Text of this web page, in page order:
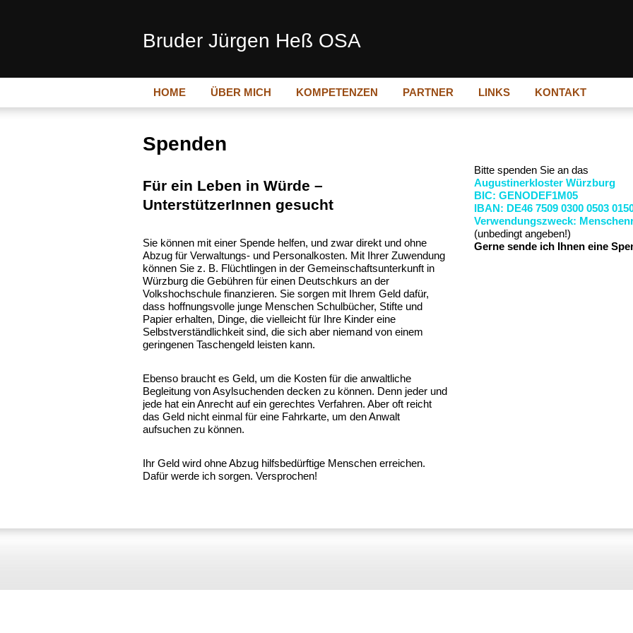
Bruder Jürgen Heß OSA
Navigation
überspringen
HOME ÜBER MICH KOMPETENZEN PARTNER LINKS KONTAKT
Spenden
Für ein Leben in Würde –
UnterstützerInnen gesucht
Sie können mit einer Spende helfen, und zwar direkt und ohne
Abzug für Verwaltungs- und Personalkosten. Mit Ihrer Zuwendung
können Sie z. B. Flüchtlingen in der Gemeinschaftsunterkunft in
Würzburg die Gebühren für einen Deutschkurs an der
Volkshochschule finanzieren. Sie sorgen mit Ihrem Geld dafür,
dass hoffnungsvolle junge Menschen Schulbücher, Stifte und
Papier erhalten, Dinge, die vielleicht für Ihre Kinder eine
Selbstverständlichkeit sind, die sich aber niemand von einem
geringenen Taschengeld leisten kann.
Ebenso braucht es Geld, um die Kosten für die anwaltliche
Begleitung von Asylsuchenden decken zu können. Denn jeder und
jede hat ein Anrecht auf ein gerechtes Verfahren. Aber oft reicht
das Geld nicht einmal für eine Fahrkarte, um den Anwalt
aufsuchen zu können.
Ihr Geld wird ohne Abzug hilfsbedürftige Menschen erreichen.
Dafür werde ich sorgen. Versprochen!
Bitte spenden Sie an das
Augustinerkloster Würzburg
BIC: GENODEF1M05
IBAN: DE46 7509 0300 0503
Verwendungszweck:
(unbedingt angeben!)
Gerne sende ich Ihnen eine